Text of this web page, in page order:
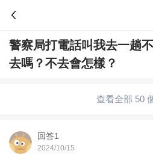
警察局打電話叫我去一趟
去嗎？不去會怎樣？
查看全部 50
回答1
2024/10/15
問答